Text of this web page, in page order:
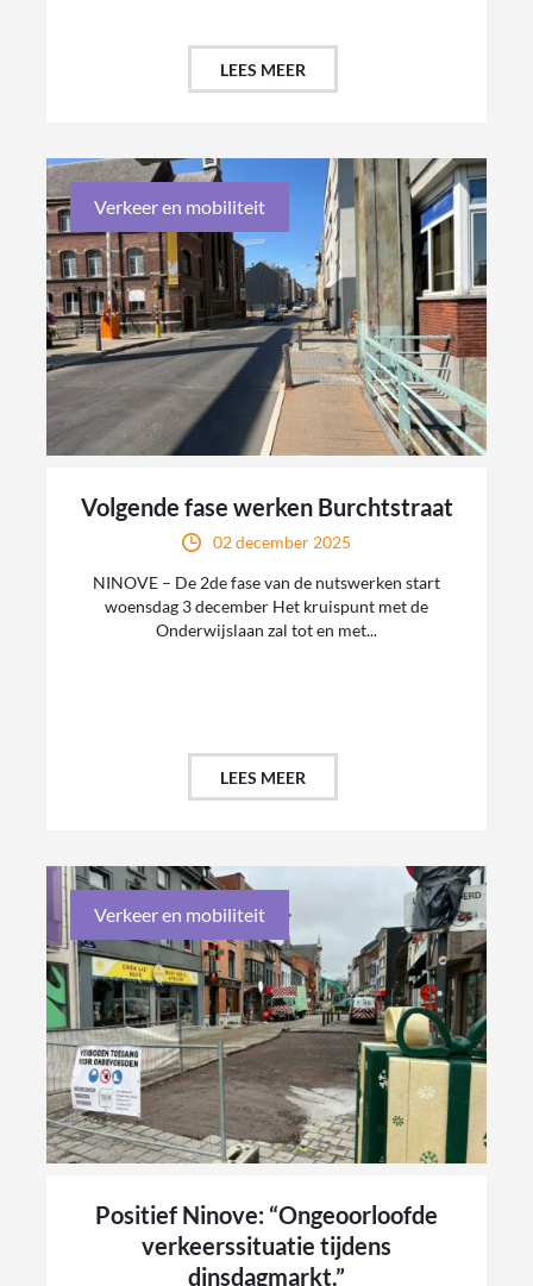
LEES MEER
Verkeer en mobiliteit
Volgende fase werken Burchtstraat
02 december 2025
NINOVE – De 2de fase van de nutswerken start
woensdag 3 december Het kruispunt met de
Onderwijslaan zal tot en met...
LEES MEER
Verkeer en mobiliteit
Positief Ninove: “Ongeoorloofde
verkeerssituatie tijdens
dinsdagmarkt.”